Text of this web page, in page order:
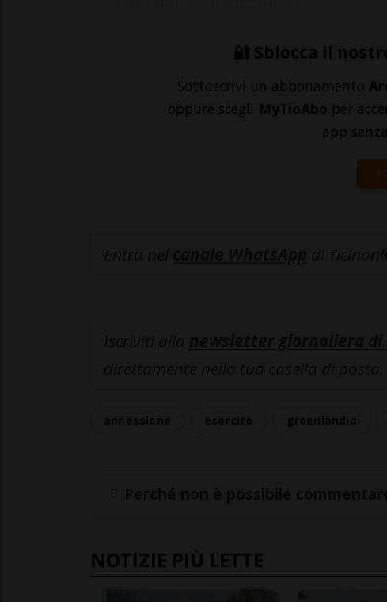
🔐 Sblocca il
Sottoscrivi un abbonamento
oppure scegli MyTioAbo per
app
NOTIZIE PIÙ LETTE